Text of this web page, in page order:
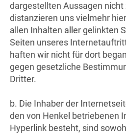
dargestellten Aussagen nicht
distanzieren uns vielmehr
allen Inhalten aller gelinkten
Seiten unseres
haften wir nicht für dort
gegen gesetzliche
Dritter.
b. Die Inhaber der
den von Henkel betriebenen
Hyperlink besteht, sind